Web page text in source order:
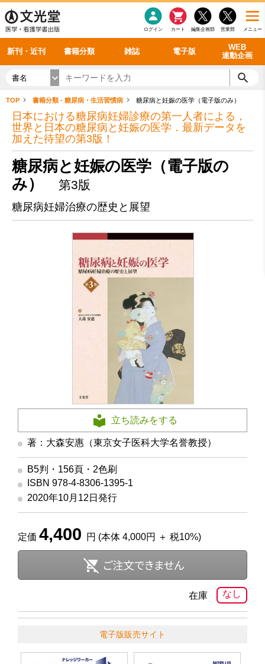
メニュー
営業部
編集企画部
カート
ログイン
新刊・近刊 書籍分類 雑誌 電子版
WEB
連動企画
感染症 老年医学
看護・介護
呼吸器
循環器
シリーズ一覧
雑誌投稿規定
理学療法
雑誌案内・年間購読 最新号 バックナンバー
電子書籍
電子雑誌
書籍「データに基づく臨床動作分析」WEB動画
書籍「眼手術学」WEB動画
書籍「神経症候学 II 改訂第二版」 WEB動画
新刊一覧
今後の発行予定
書名
TOP 書籍分類 - 糖尿病・生活習慣病 糖尿病と妊娠の医学（電子版のみ）
日本における糖尿病妊婦診療の第一人者による，
世界と日本の糖尿病と妊娠の医学．最新データを
加えた待望の第3版！
糖尿病と妊娠の医学（電子版の
み）
第3版
糖尿病妊婦治療の歴史と展望
立ち読みをする
著：大森安惠（東京女子医科大学名誉教授）
B5判・156頁・2色刷
ISBN 978-4-8306-1395-1
2020年10月12日発行
定価 4,400 円 (本体 4,000円 ＋ 税10%)
なし
在庫
電子版販売サイト